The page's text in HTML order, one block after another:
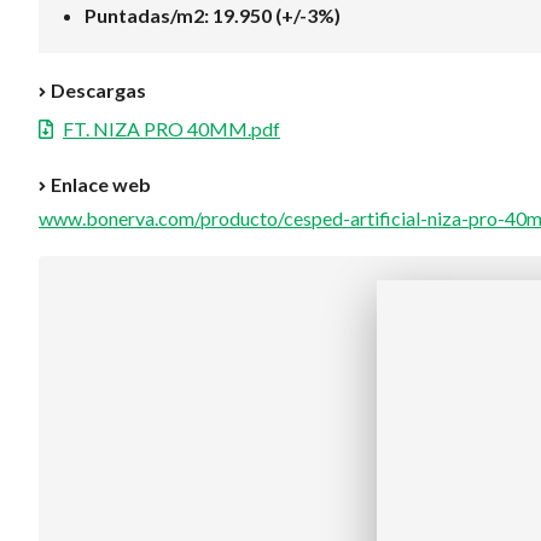
Puntadas/m2: 19.950 (+/-3%)
Descargas
FT. NIZA PRO 40MM.pdf
Enlace web
www.bonerva.com/producto/cesped-artificial-niza-pro-